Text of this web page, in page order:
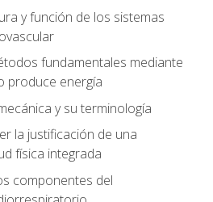
y función de los sistemas
fundamentales mediante
produce energía
y su terminología
la justificación de una
física integrada
componentes del